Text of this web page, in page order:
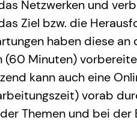
Netzwerken und
Ziel bzw. die
haben diese
(60 Minuten)
kann auch eine
vorab
Themen und bei